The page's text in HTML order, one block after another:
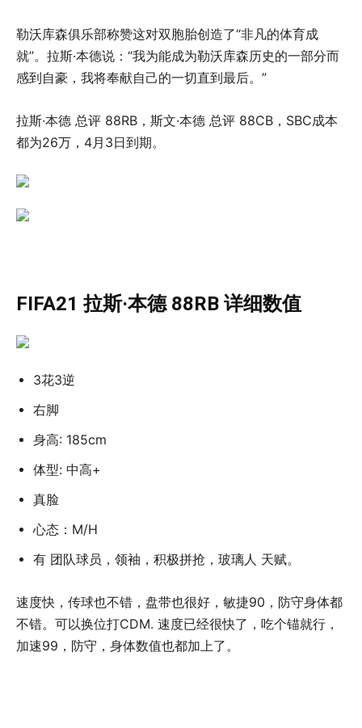
勒沃库森俱乐部称赞这对双胞胎创造了“非凡的体育成
就”。拉斯·本德说：“我为能成为勒沃库森历史的一部分而
感到自豪，我将奉献自己的一切直到最后。”
拉斯·本德 总评 88RB，斯文·本德 总评 88CB，SBC成本
都为26万，4月3日到期。
FIFA21 拉斯·本德 88RB 详细数值
3花3逆
右脚
身高: 185cm
体型: 中高+
真脸
心态：M/H
有 团队球员，领袖，积极拼抢，玻璃人 天赋。
速度快，传球也不错，盘带也很好，敏捷90，防守身体都
不错。可以换位打CDM. 速度已经很快了，吃个锚就行，
加速99，防守，身体数值也都加上了。